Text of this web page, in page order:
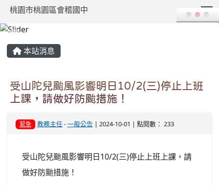
桃園市桃園區會稽國中
本站消息
受山陀兒颱風影響明日10/2(三)停止上班
上課，請做好防颱措施！
緊急 教務主任-一般公告 | 2024-10-01 | 點閱數： 233
受山陀兒颱風影響明日10/2(三)停止上班上課，請
做好防颱措施！